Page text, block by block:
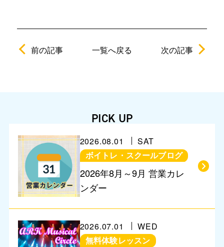
前の記事 一覧へ戻る 次の記事
PICK UP
2026.08.01 SAT
ボイトレ・スクールブログ
営業に関するお知らせ
2026年8月～9月 営業カレ
ンダー
2026.07.01 WED
無料体験レッスン